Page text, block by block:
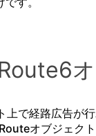
で経路広告が
オブジェク